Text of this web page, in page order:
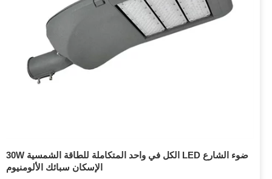
30W الكل في واحد المتكاملة للطاقة الشمسية LED ضوء الشارع
الإسكان سبائك الألومنيوم